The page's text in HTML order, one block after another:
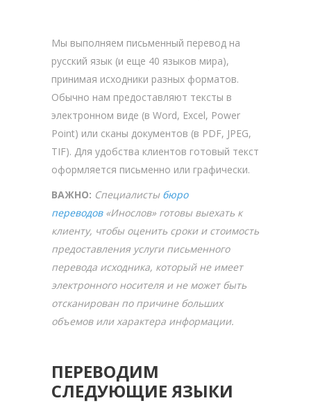
Мы выполняем письменный перевод на
русский язык (и еще 40 языков мира),
принимая исходники разных форматов.
Обычно нам предоставляют тексты в
электронном виде (в Word, Excel, Power
Point) или сканы документов (в PDF, JPEG,
TIF). Для удобства клиентов готовый текст
оформляется письменно или графически.
ВАЖНО: Специалисты бюро
переводов«Инослов» готовы выехать к
клиенту, чтобы оценить сроки и стоимость
предоставления услуги письменного
перевода исходника, который не имеет
электронного носителя и не может быть
отсканирован по причине больших
объемов или характера информации.
ПЕРЕВОДИМ
СЛЕДУЮЩИЕ ЯЗЫКИ